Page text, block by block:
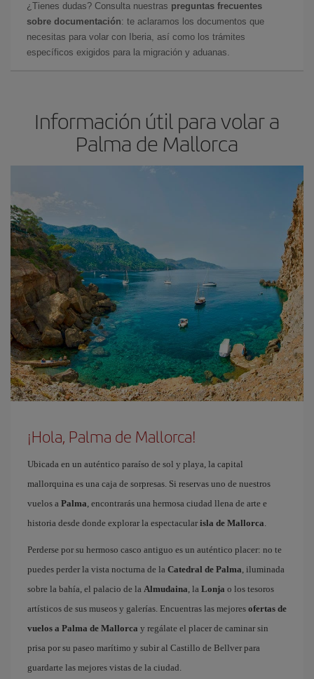
¿Tienes dudas? Consulta nuestras preguntas frecuentes
sobre documentación: te aclaramos los documentos que
necesitas para volar con Iberia, así como los trámites
específicos exigidos para la migración y aduanas.
Información útil para volar a
Palma de Mallorca
¡Hola, Palma de Mallorca!
Ubicada en un auténtico paraíso de sol y playa, la capital
mallorquina es una caja de sorpresas. Si reservas uno de nuestros
vuelos a Palma, encontrarás una hermosa ciudad llena de arte e
historia desde donde explorar la espectacular isla de Mallorca.
Perderse por su hermoso casco antiguo es un auténtico placer: no te
puedes perder la vista nocturna de la Catedral de Palma, iluminada
sobre la bahía, el palacio de la Almudaina, la Lonja o los tesoros
artísticos de sus museos y galerías. Encuentras las mejores ofertas de
vuelos a Palma de Mallorca y regálate el placer de caminar sin
prisa por su paseo marítimo y subir al Castillo de Bellver para
guardarte las mejores vistas de la ciudad.